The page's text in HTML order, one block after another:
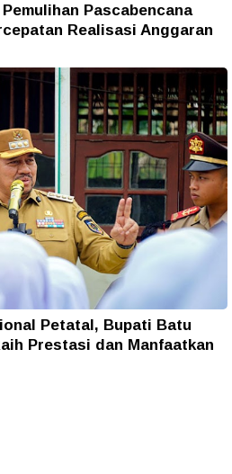
Pascabencana
Realisasi Anggaran
Petatal, Bupati Batu
Prestasi dan Manfaatkan